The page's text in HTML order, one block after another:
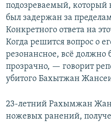
подозреваемый, который
был задержан за
Конкретного ответа на
Когда решится вопрос о
резонансное, всё должно
прозрачно, — говорит
убитого Бахытжан
23-летний Рахымжан
ножевых ранений,